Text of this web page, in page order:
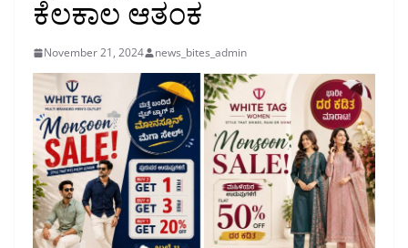
ಕೆಲಕಾಲ ಆತಂಕ
November 21, 2024 news_bites_admin